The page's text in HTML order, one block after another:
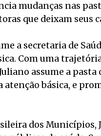
mudanças nas
que deixam seus
a secretaria de
Com uma
assume a
básica, e
dos Municípios,